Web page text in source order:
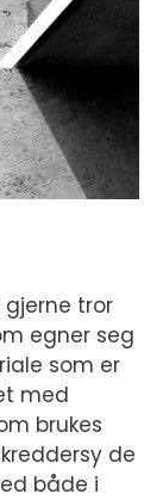
tror
egner seg
som er
med
brukes
de
både i